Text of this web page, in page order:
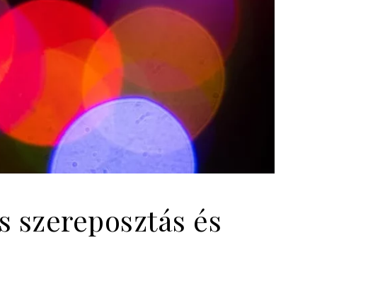
szereposztás és